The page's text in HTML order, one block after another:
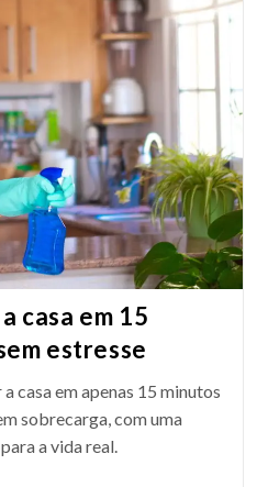
casa em 15
estresse
casa em apenas 15 minutos
sobrecarga, com uma
a vida real.